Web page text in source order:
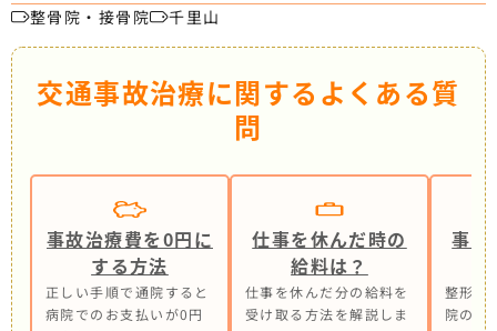
整骨院・接骨院
千里山
交通事故治療に関するよくある質
問
事故治療費を0円に
する方法
正しい手順で通院すると
病院でのお支払いが0円
仕事を休んだ時の
給料は？
仕事を休んだ分の給料を
受け取る方法を解説しま
事故
整形外
院の併